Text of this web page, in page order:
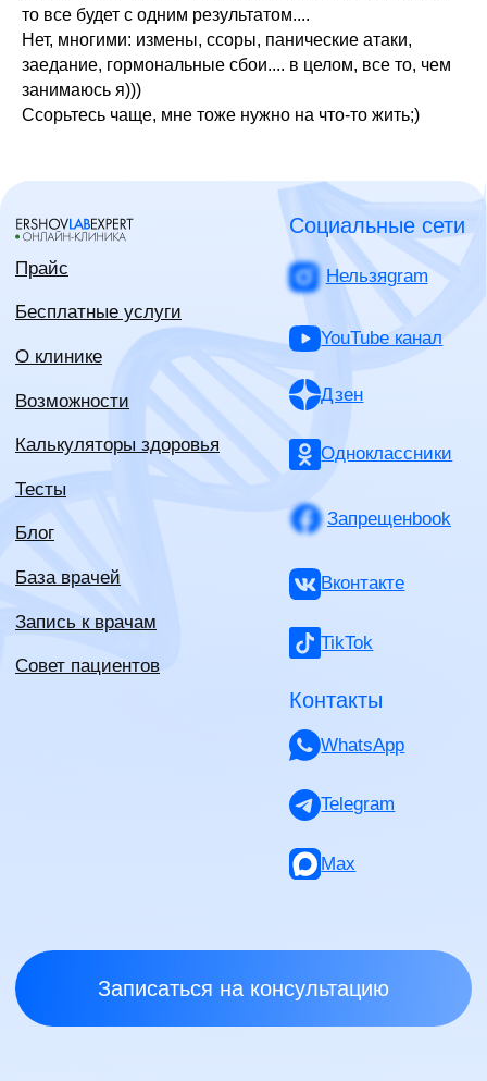
то все будет с одним результатом....
Нет, многими: измены, ссоры, панические атаки,
заедание, гормональные сбои.... в целом, все то, чем
занимаюсь я)))
Ссорьтесь чаще, мне тоже нужно на что-то жить;)
ИНН - 550615311831
ОГРНИП - 323774600252361